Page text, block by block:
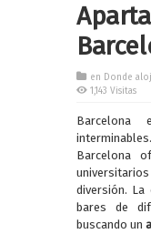
en Donde
1,143 Visitas
Barcelona
diversión. La
bares de
buscando un